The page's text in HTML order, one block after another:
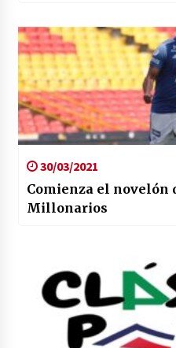
30/03/2021
Comienza el novelón
Millonarios